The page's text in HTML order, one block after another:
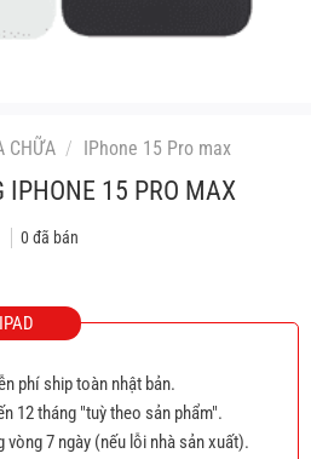
CHỮA / IPhone 15 Pro max
IPHONE 15 PRO MAX
0đã bán
phí ship toàn nhật bản.
12 tháng "tuỳ theo sản phẩm".
7 ngày (nếu lỗi nhà sản xuất).